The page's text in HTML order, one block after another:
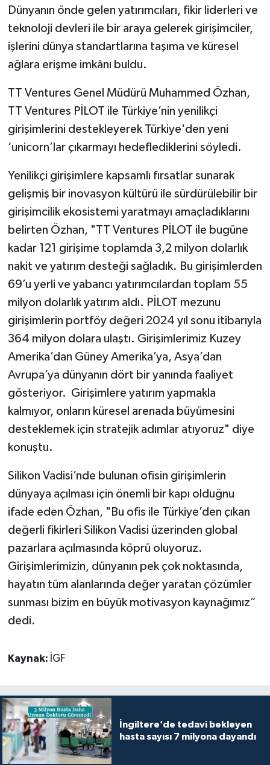
Dünyanın önde gelen yatırımcıları, fikir liderleri ve
teknoloji devleri ile bir araya gelerek girişimciler,
işlerini dünya standartlarına taşıma ve küresel
ağlara erişme imkânı buldu.
TT Ventures Genel Müdürü Muhammed Özhan,
TT Ventures PİLOT ile Türkiye’nin yenilikçi
girişimlerini destekleyerek Türkiye'den yeni
‘unicorn’lar çıkarmayı hedeflediklerini söyledi.
Yenilikçi girişimlere kapsamlı fırsatlar sunarak
gelişmiş bir inovasyon kültürü ile sürdürülebilir bir
girişimcilik ekosistemi yaratmayı amaçladıklarını
belirten Özhan, "TT Ventures PİLOT ile bugüne
kadar 121 girişime toplamda 3,2 milyon dolarlık
nakit ve yatırım desteği sağladık. Bu girişimlerden
69’u yerli ve yabancı yatırımcılardan toplam 55
milyon dolarlık yatırım aldı. PİLOT mezunu
girişimlerin portföy değeri 2024 yıl sonu itibarıyla
364 milyon dolara ulaştı. Girişimlerimiz Kuzey
Amerika’dan Güney Amerika’ya, Asya’dan
Avrupa’ya dünyanın dört bir yanında faaliyet
gösteriyor. Girişimlere yatırım yapmakla
kalmıyor, onların küresel arenada büyümesini
desteklemek için stratejik adımlar atıyoruz" diye
konuştu.
Silikon Vadisi’nde bulunan ofisin girişimlerin
dünyaya açılması için önemli bir kapı olduğnu
ifade eden Özhan, "Bu ofis ile Türkiye’den çıkan
değerli fikirleri Silikon Vadisi üzerinden global
pazarlara açılmasında köprü oluyoruz.
Girişimlerimizin, dünyanın pek çok noktasında,
hayatın tüm alanlarında değer yaratan çözümler
sunması bizim en büyük motivasyon kaynağımız”
dedi.
Kaynak: İGF
İngiltere’de tedavi bekleyen
hasta sayısı 7 milyona dayandı